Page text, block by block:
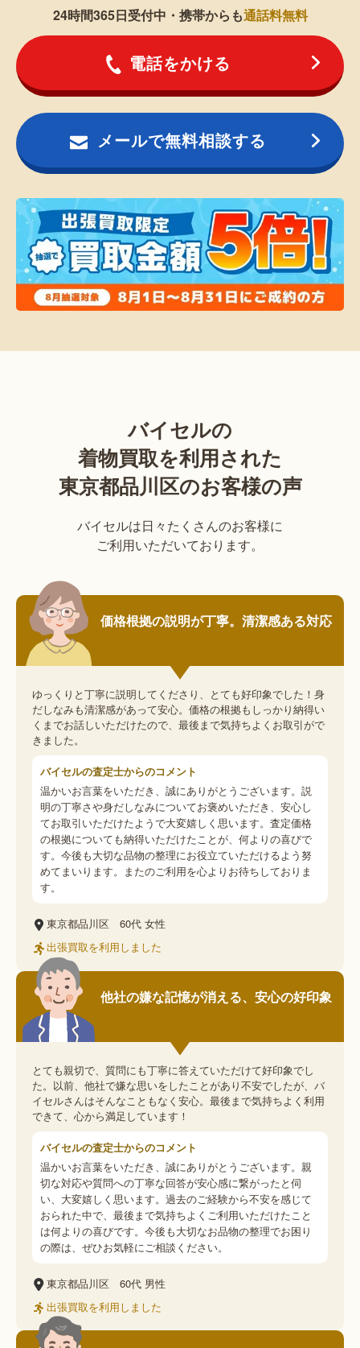
24時間365日受付中・携帯からも通話料無料
電話をかける
メールで無料相談する
バイセルの
着物買取を利用された
東京都品川区のお客様の声
バイセルは日々たくさんのお客様に
ご利用いただいております。
価格根拠の説明が丁寧。清潔感ある対応
ゆっくりと丁寧に説明してくださり、とても好印象でした！身
だしなみも清潔感があって安心。価格の根拠もしっかり納得い
くまでお話しいただけたので、最後まで気持ちよくお取引がで
きました。
バイセルの査定士からのコメント
温かいお言葉をいただき、誠にありがとうございます。説
明の丁寧さや身だしなみについてお褒めいただき、安心し
てお取引いただけたようで大変嬉しく思います。査定価格
の根拠についても納得いただけたことが、何よりの喜びで
す。今後も大切な品物の整理にお役立ていただけるよう努
めてまいります。またのご利用を心よりお待ちしておりま
す。
東京都品川区 60代 女性
出張買取を利用しました
他社の嫌な記憶が消える、安心の好印象
とても親切で、質問にも丁寧に答えていただけて好印象でし
た。以前、他社で嫌な思いをしたことがあり不安でしたが、バ
イセルさんはそんなこともなく安心。最後まで気持ちよく利用
できて、心から満足しています！
バイセルの査定士からのコメント
温かいお言葉をいただき、誠にありがとうございます。親
切な対応や質問への丁寧な回答が安心感に繋がったと伺
い、大変嬉しく思います。過去のご経験から不安を感じて
おられた中で、最後まで気持ちよくご利用いただけたこと
は何よりの喜びです。今後も大切なお品物の整理でお困り
の際は、ぜひお気軽にご相談ください。
東京都品川区 60代 男性
出張買取を利用しました